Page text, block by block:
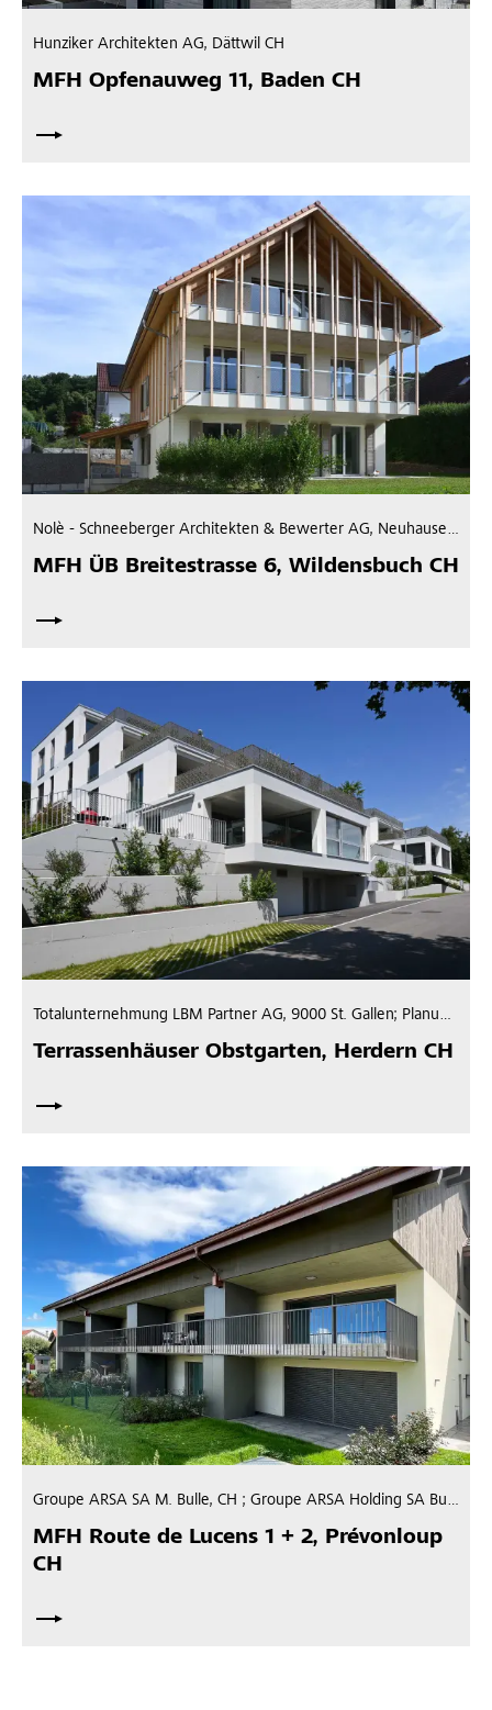
MFH Opfenauweg 11, Baden CH
Hunziker Architekten AG, Dättwil CH
MFH ÜB Breitestrasse 6, Wildensbuch CH
Nolè - Schneeberger Architekten & Bewerter AG, Neuhausen am Rheinfall CH; GU: LBM Partner AG, St. Gallen CH
Terrassenhäuser Obstgarten, Herdern CH
Totalunternehmung LBM Partner AG, 9000 St. Gallen; Planung Ausführung: Nolè - Schneeberger Architekten & Bewerter AG, 8212 Neuhausen am Rheinfall
MFH Route de Lucens 1 + 2, Prévonloup
CH
Groupe ARSA SA M. Bulle, CH ; Groupe ARSA Holding SA Bulle, CH